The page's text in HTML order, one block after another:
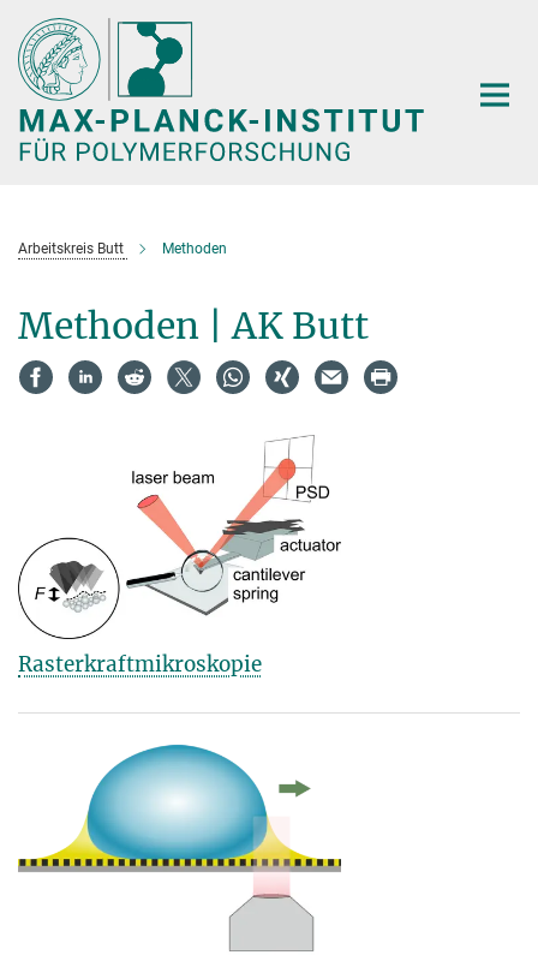
Hauptinhalt
Arbeitskreis Butt Methoden
Methoden | AK Butt
Rasterkraftmikroskopie